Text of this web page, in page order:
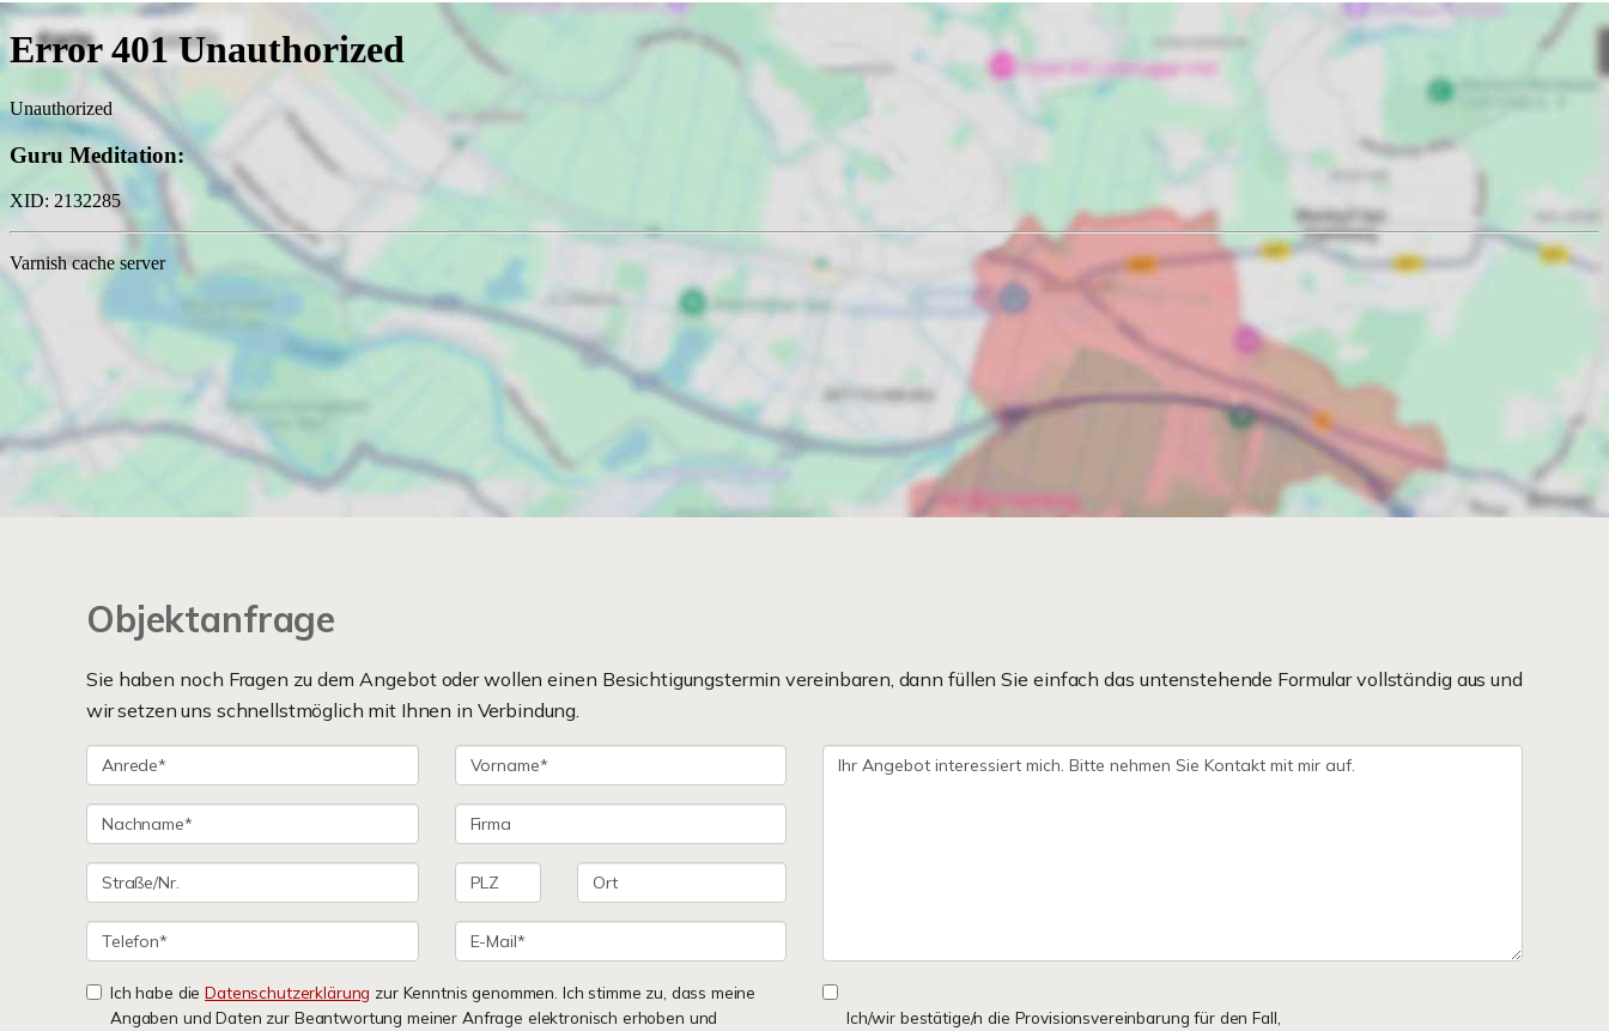
Objektanfrage
Sie haben noch Fragen zu dem Angebot oder wollen einen Besichtigungstermin vereinbaren, dann füllen Sie einfach das untenstehende Formular vollständig aus und
wir setzen uns schnellstmöglich mit Ihnen in Verbindung.
Ich habe dieDatenschutzerklärung zur Kenntnis genommen. Ich stimme zu, dass meine
Angaben und Daten zur Beantwortung meiner Anfrage elektronisch erhoben und
Ich/wir bestätige/n die Provisionsvereinbarung für den Fall,